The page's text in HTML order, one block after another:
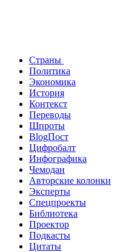
Страны
Политика
Экономика
История
Контекст
Переводы
Шпроты
BlogПост
Цифробалт
Инфографика
Чемодан
Авторские колонки
Эксперты
Спецпроекты
Библиотека
Проектор
Подкасты
Цитаты